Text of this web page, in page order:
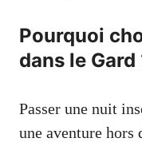
Pourquoi
dans le Gard
Passer une nuit
une aventure hors